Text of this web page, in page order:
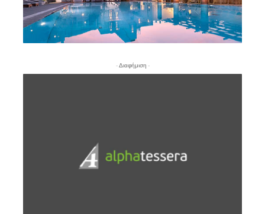
- Διαφήμιση -